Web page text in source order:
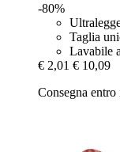
-80%
Taglia
Lavabile
€ 2,01 € 10,09
Consegna